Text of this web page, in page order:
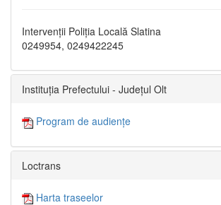
Intervenții Poliția Locală Slatina
0249954, 0249422245
Instituția Prefectului - Județul Olt
Program de audiențe
Loctrans
Harta traseelor